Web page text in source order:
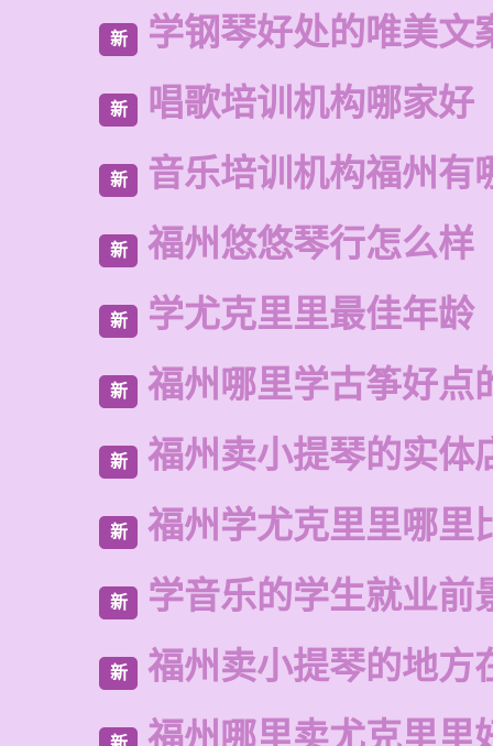
新 学钢琴好处的唯美文
新 唱歌培训机构哪家好
新 音乐培训机构福州有
新 福州悠悠琴行怎么样
新 学尤克里里最佳年龄
新 福州哪里学古筝好点
新 福州卖小提琴的实体
新 福州学尤克里里哪里
新 学音乐的学生就业前
新 福州卖小提琴的地方
福州哪里卖尤克里里